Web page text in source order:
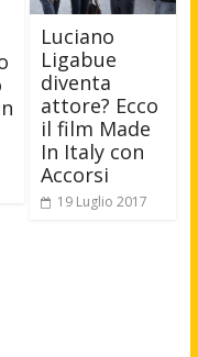
Luciano
Ligabue
diventa
attore? Ecco
il film Made
In Italy con
Accorsi
19 Luglio 2017